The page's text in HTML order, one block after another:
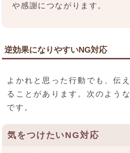
や感謝につながります。
逆効果になりやすいNG対応
よかれと思った行動でも、伝
ることがあります。次のよう
です。
気をつけたいNG対応